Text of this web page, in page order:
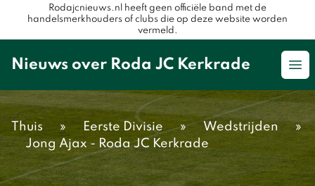
Rodajcnieuws.nl heeft geen officiële band met de
handelsmerkhouders of clubs die op deze website worden
vermeld.
Nieuws over Roda JC Kerkrade
Thuis » Eerste Divisie » Wedstrijden
»
Jong Ajax - Roda JC Kerkrade